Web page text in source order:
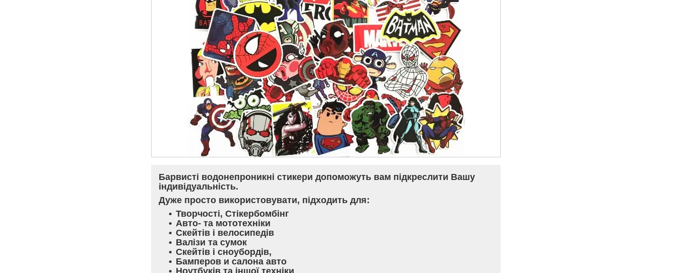
Барвисті водонепроникні стикери допоможуть вам підкреслити Вашу
індивідуальність.
Дуже просто використовувати, підходить для:
Творчості, Стікербомбінг
Авто- та мототехніки
Скейтів і велосипедів
Валізи та сумок
Скейтів і сноубордів,
Бамперов и салона авто
Ноутбуків та іншої техніки